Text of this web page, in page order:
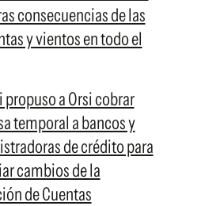
consecuencias de las
y vientos en todo el
a Orsi cobrar
temporal a bancos y
de crédito para
cambios de la
de Cuentas